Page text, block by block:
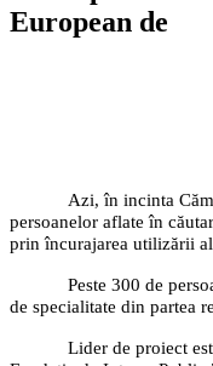
European de
Azi, în incinta
persoanelor aflate în
prin încurajarea utilizării
Peste 300 de
de specialitate din partea
Lider de proiect